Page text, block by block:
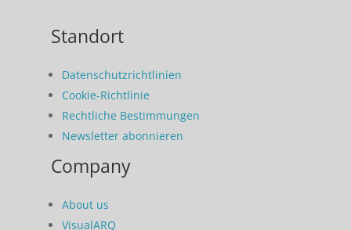
Standort
Datenschutzrichtlinien
Cookie-Richtlinie
Rechtliche Bestimmungen
Newsletter abonnieren
Company
About us
VisualARQ